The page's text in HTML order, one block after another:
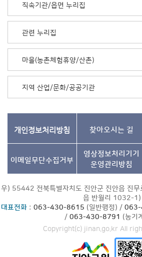
직속기관/읍면 누리집
관련 누리집
마을(농촌체험휴양/산촌)
지역 산업/문화/공공기관
개인정보처리방침 찾아오시는 길
이메일무단수집거부
영상정보처리기기
운영관리방침
우) 55442 전북특별자치도 진안군 진안읍 진
읍 반월리 1032-1)
대표전화: 063-430-8615 (일반행정) /
/ 063-430-8791 (농기
Copyright(c) jinan.go.kr All